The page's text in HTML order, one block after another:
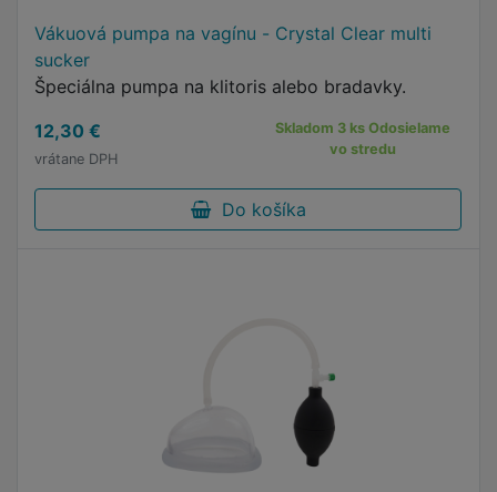
Vákuová pumpa na vagínu - Crystal Clear multi
sucker
Špeciálna pumpa na klitoris alebo bradavky.
12,30 €
vrátane DPH
Skladom 3 ks Odosielame
vo stredu
Do košíka